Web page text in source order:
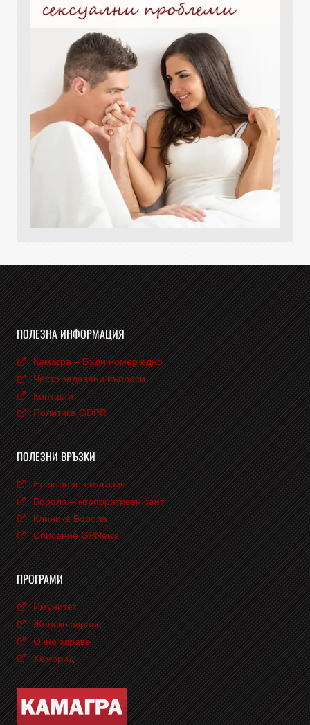
ПОЛЕЗНА ИНФОРМАЦИЯ
Камагра – Бъди номер едно
Често задавани въпроси
Контакти
Политика GDPR
ПОЛЕЗНИ ВРЪЗКИ
Електронен магазин
Борола – корпоративен сайт
Клиника Борола
Списание GPNews
ПРОГРАМИ
Имунитет
Женско здраве
Очно здраве
Хеморид